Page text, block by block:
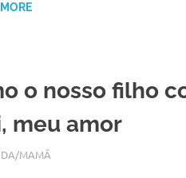
o nosso filho
meu amor
2018
MAMÃ